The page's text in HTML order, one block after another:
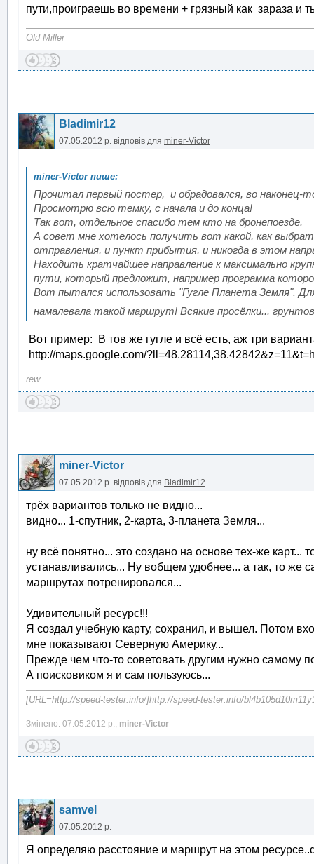
пути,проиграешь во времени + грязный как зараза и
Old Miller
Bladimir12
07.05.2012 р. відповів для miner-Victor
Прочитал первый постер, и обрадовался, во
Просмотрю всю темку, с начала и до конца!
Так вот, отдельное спасибо тем кто на бронепоезде.
А совет мне хотелось получить вот какой, как
отправления, и пункт прибытия, и никогда в этом
Находить кратчайшее направление к максимально
пути, который предложит, например программа
Вот пытался использовать "Гугле Планета Земля".
намалевала такой маршрут! Всякие просёлки...
Вот пример: В тов же гугле и всё есть, аж три
http://maps.google.com/
rew
miner-Victor
07.05.2012 р. відповів для Bladimir12
трёх вариантов только не видно...
видно... 1-спутник, 2-карта, 3-планета Земля...
ну всё понятно... это создано на основе тех-же карт...
устанавливались... Ну вобщем удобнее... а так, то же
маршрутах потренировался...
Удивительный ресурс!!!
Я создал учебную карту, сохранил, и вышел. Потом
мне показывают Северную Америку...
Прежде чем что-то советовать другим нужно самому
А поисковиком я и сам пользуюсь...
[URL=http://speed-tester.info/]http://speed-tester.info/
Змінено: 07.05.2012 р., miner-Victor
samvel
07.05.2012 р.
Я определяю расстояние и маршрут на этом